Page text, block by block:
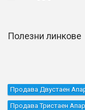
Полезни линкове
Продава Двустаен
Продава Тристаен